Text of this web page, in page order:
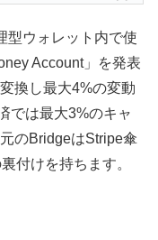
型ウォレット内で使
Account」を発表
換し最大4%の変動
では最大3%のキャ
のBridgeはStripe傘
付けを持ちます。